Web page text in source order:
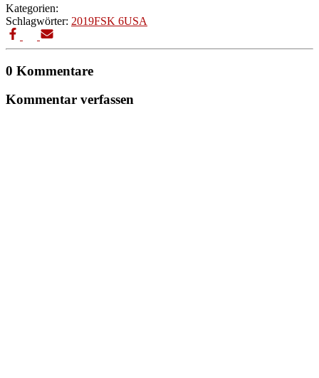
Kategorien:
Schlagwörter: 2019FSK 6USA
0 Kommentare
Kommentar verfassen